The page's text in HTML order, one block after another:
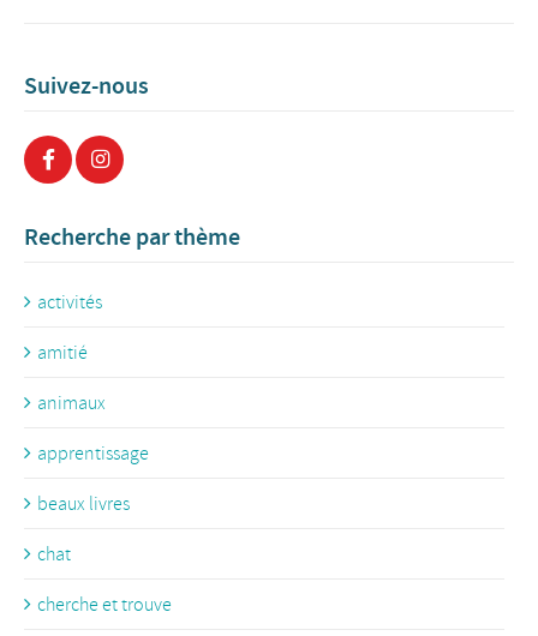
Suivez-nous
Recherche par thème
activités
amitié
animaux
apprentissage
beaux livres
chat
cherche et trouve